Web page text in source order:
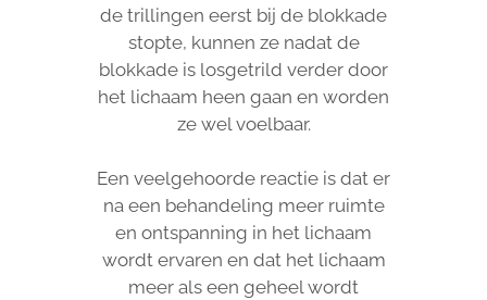
de trillingen eerst bij de blokkade
stopte, kunnen ze nadat de
blokkade is losgetrild verder door
het lichaam heen gaan en worden
ze wel voelbaar.
Een veelgehoorde reactie is dat er
na een behandeling meer ruimte
en ontspanning in het lichaam
wordt ervaren en dat het lichaam
meer als een geheel wordt